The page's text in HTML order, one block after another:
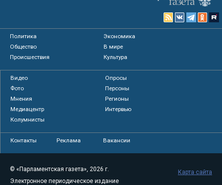
Политика
Экономика
Общество
В мире
Происшествия
Культура
Видео
Опросы
Фото
Персоны
Мнения
Регионы
Медиацентр
Интервью
Колумнисты
Контакты Реклама Вакансии
© «Парламентская газета», 2026 г.
Электронное периодическое издание
Карта сайта